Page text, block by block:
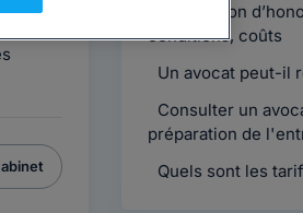
Convention
conditions, coûts
Un avocat peut-il
Consulter un
préparation de
Quels sont les